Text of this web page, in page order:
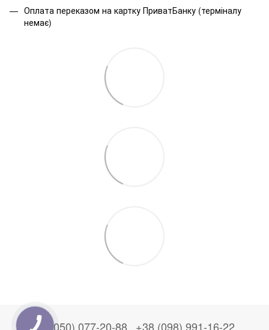
Оплата переказом на картку ПриватБанку (терміналу
немає)
+38 (050) 077-20-88 +38 (098) 991-16-22